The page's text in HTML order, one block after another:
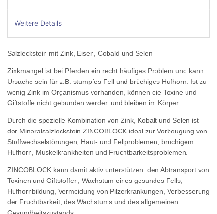
Weitere Details
Salzleckstein mit Zink, Eisen, Cobald und Selen
Zinkmangel ist bei Pferden ein recht häufiges Problem und kann
Ursache sein für z.B. stumpfes Fell und brüchiges Hufhorn. Ist zu
wenig Zink im Organismus vorhanden, können die Toxine und
Giftstoffe nicht gebunden werden und bleiben im Körper.
Durch die spezielle Kombination von Zink, Kobalt und Selen ist
der Mineralsalzleckstein ZINCOBLOCK ideal zur Vorbeugung von
Stoffwechselstörungen, Haut- und Fellproblemen, brüchigem
Hufhorn, Muskelkrankheiten und Fruchtbarkeitsproblemen.
ZINCOBLOCK kann damit aktiv unterstützen: den Abtransport von
Toxinen und Giftstoffen, Wachstum eines gesundes Fells,
Hufhornbildung, Vermeidung von Pilzerkrankungen, Verbesserung
der Fruchtbarkeit, des Wachstums und des allgemeinen
Gesundheitszustands.